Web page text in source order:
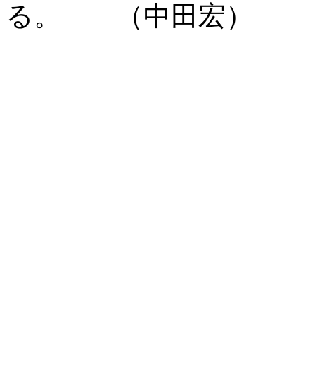
る。 （中田宏）